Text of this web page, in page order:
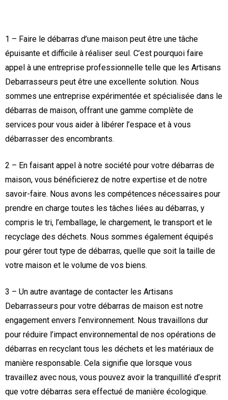
1 – Faire le débarras d’une maison peut être une tâche
épuisante et difficile à réaliser seul. C’est pourquoi faire
appel à une entreprise professionnelle telle que les Artisans
Debarrasseurs peut être une excellente solution. Nous
sommes une entreprise expérimentée et spécialisée dans le
débarras de maison, offrant une gamme complète de
services pour vous aider à libérer l’espace et à vous
débarrasser des encombrants.
2 – En faisant appel à notre société pour votre débarras de
maison, vous bénéficierez de notre expertise et de notre
savoir-faire. Nous avons les compétences nécessaires pour
prendre en charge toutes les tâches liées au débarras, y
compris le tri, l’emballage, le chargement, le transport et le
recyclage des déchets. Nous sommes également équipés
pour gérer tout type de débarras, quelle que soit la taille de
votre maison et le volume de vos biens.
3 – Un autre avantage de contacter les Artisans
Debarrasseurs pour votre débarras de maison est notre
engagement envers l’environnement. Nous travaillons dur
pour réduire l’impact environnemental de nos opérations de
débarras en recyclant tous les déchets et les matériaux de
manière responsable. Cela signifie que lorsque vous
travaillez avec nous, vous pouvez avoir la tranquillité d’esprit
que votre débarras sera effectué de manière écologique.